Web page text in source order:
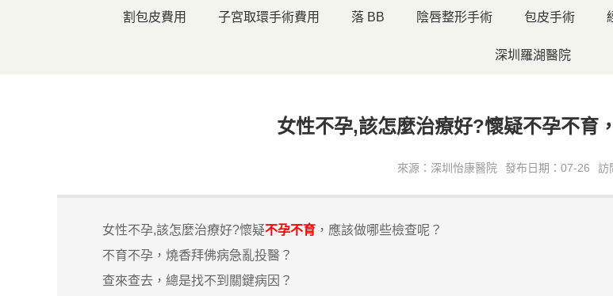
割包皮費用 子宮取環手術費用 落 BB 陰唇整形手術 包皮手術
深圳羅湖醫院
女性不孕,該怎麼治療好?懷疑不孕不育
來源：深圳怡康醫院 發布日期：07-26 訪
女性不孕,該怎麼治療好?懷疑不孕不育 ，應該做哪些檢查呢？
不育不孕，燒香拜佛病急亂投醫？
查來查去，總是找不到關鍵病因？